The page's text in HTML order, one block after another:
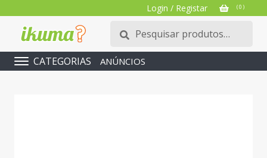
Login / Registar ( 0 )
Pesquisar
por:
Pesquisa
CATEGORIAS ANÚNCIOS